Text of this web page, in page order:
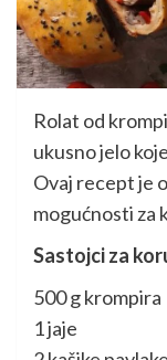
Rolat od
ukusno jelo
Ovaj recept je
mogućnosti za
Sastojci za
500 g krompira
1 jaje